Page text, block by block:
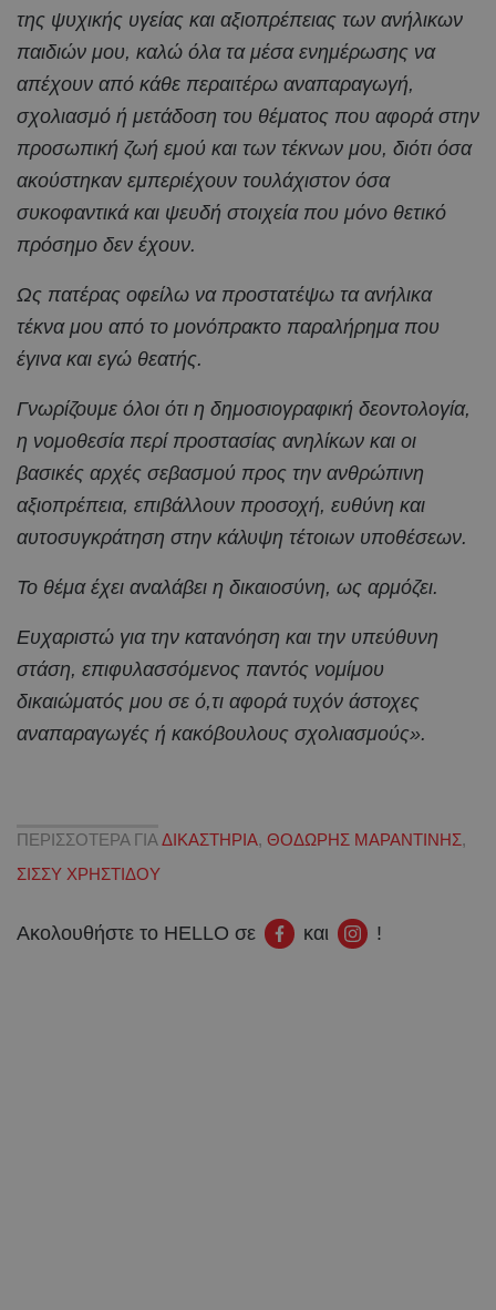
της ψυχικής υγείας και αξιοπρέπειας των ανήλικων
παιδιών μου, καλώ όλα τα μέσα ενημέρωσης να
απέχουν από κάθε περαιτέρω αναπαραγωγή,
σχολιασμό ή μετάδοση του θέματος που αφορά στην
προσωπική ζωή εμού και των τέκνων μου, διότι όσα
ακούστηκαν εμπεριέχουν τουλάχιστον όσα
συκοφαντικά και ψευδή στοιχεία που μόνο θετικό
πρόσημο δεν έχουν.
Ως πατέρας οφείλω να προστατέψω τα ανήλικα
τέκνα μου από το μονόπρακτο παραλήρημα που
έγινα και εγώ θεατής.
Γνωρίζουμε όλοι ότι η δημοσιογραφική δεοντολογία,
η νομοθεσία περί προστασίας ανηλίκων και οι
βασικές αρχές σεβασμού προς την ανθρώπινη
αξιοπρέπεια, επιβάλλουν προσοχή, ευθύνη και
αυτοσυγκράτηση στην κάλυψη τέτοιων υποθέσεων.
Το θέμα έχει αναλάβει η δικαιοσύνη, ως αρμόζει.
Ευχαριστώ για την κατανόηση και την υπεύθυνη
στάση, επιφυλασσόμενος παντός νομίμου
δικαιώματός μου σε ό,τι αφορά τυχόν άστοχες
αναπαραγωγές ή κακόβουλους σχολιασμούς».
ΠΕΡΙΣΣΟΤΕΡΑ ΓΙΑ ΔΙΚΑΣΤΗΡΙΑ, ΘΟΔΩΡΗΣ ΜΑΡΑΝΤΙΝΗΣ,
ΣΙΣΣΥ ΧΡΗΣΤΙΔΟΥ
Ακολουθήστε το HELLO σε και !